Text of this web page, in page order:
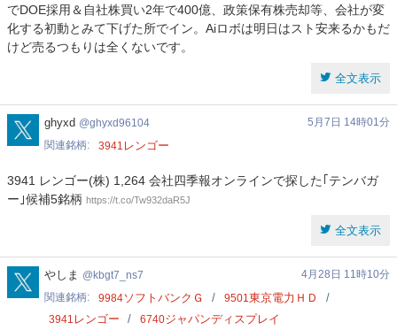
でDOE採用＆自社株買い2年で400億、政策保有株売却等、会社が変
化する初動とみて下げた所でイン。Aiロボは明日はスト安来るかもだ
けど売るつもりは全くないです。
全文表示
ghyxd96104
ghyxd ghyxd96104
5月7日 14時01分
関連銘柄
3941 レンゴー
3941 レンゴー(株) 1,264 会社四季報オンラインで探した｢テンバガ
ー｣候補5銘柄 https://t.co/Tw932daR5J
全文表示
kbgt7_ns7
やしま kbgt7_ns7
4月28日 11時10分
関連銘柄
9984ソフトバンクＧ 9501東京電力ＨＤ
3941 レンゴー 6740ジャパンディスプレイ